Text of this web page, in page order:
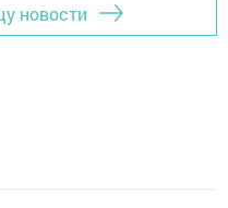
новости